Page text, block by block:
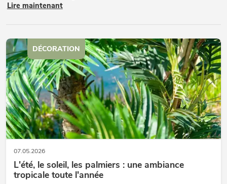
Lire maintenant
07.05.2026
L'été, le soleil, les palmiers : une ambiance
tropicale toute l'année
DÉCORATION